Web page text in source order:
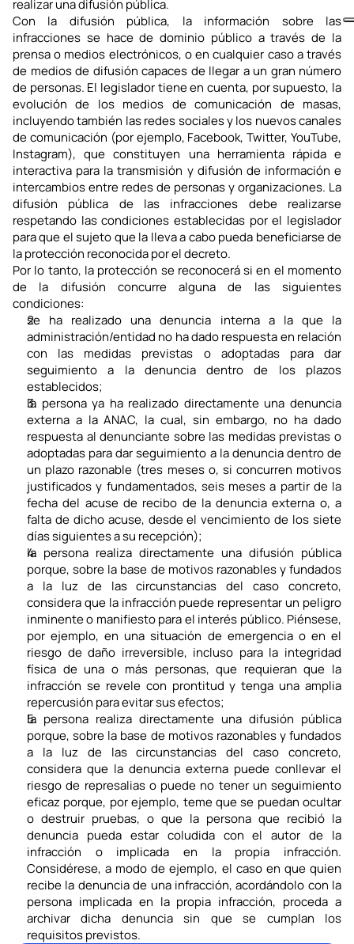
realizar una difusión pública.
Con la difusión pública, la información sobre las
infracciones se hace de dominio público a través de la
prensa o medios electrónicos, o en cualquier caso a través
de medios de difusión capaces de llegar a un gran número
de personas. El legislador tiene en cuenta, por supuesto, la
evolución de los medios de comunicación de masas,
incluyendo también las redes sociales y los nuevos canales
de comunicación (por ejemplo, Facebook, Twitter, YouTube,
Instagram), que constituyen una herramienta rápida e
interactiva para la transmisión y difusión de información e
intercambios entre redes de personas y organizaciones. La
difusión pública de las infracciones debe realizarse
respetando las condiciones establecidas por el legislador
para que el sujeto que la lleva a cabo pueda beneficiarse de
la protección reconocida por el decreto.
Por lo tanto, la protección se reconocerá si en el momento
de la difusión concurre alguna de las siguientes
condiciones:
se ha realizado una denuncia interna a la que la
administración/entidad no ha dado respuesta en relación
con las medidas previstas o adoptadas para dar
seguimiento a la denuncia dentro de los plazos
establecidos;
la persona ya ha realizado directamente una denuncia
externa a la ANAC, la cual, sin embargo, no ha dado
respuesta al denunciante sobre las medidas previstas o
adoptadas para dar seguimiento a la denuncia dentro de
un plazo razonable (tres meses o, si concurren motivos
justificados y fundamentados, seis meses a partir de la
fecha del acuse de recibo de la denuncia externa o, a
falta de dicho acuse, desde el vencimiento de los siete
días siguientes a su recepción);
la persona realiza directamente una difusión pública
porque, sobre la base de motivos razonables y fundados
a la luz de las circunstancias del caso concreto,
considera que la infracción puede representar un peligro
inminente o manifiesto para el interés público. Piénsese,
por ejemplo, en una situación de emergencia o en el
riesgo de daño irreversible, incluso para la integridad
física de una o más personas, que requieran que la
infracción se revele con prontitud y tenga una amplia
repercusión para evitar sus efectos;
la persona realiza directamente una difusión pública
porque, sobre la base de motivos razonables y fundados
a la luz de las circunstancias del caso concreto,
considera que la denuncia externa puede conllevar el
riesgo de represalias o puede no tener un seguimiento
eficaz porque, por ejemplo, teme que se puedan ocultar
o destruir pruebas, o que la persona que recibió la
denuncia pueda estar coludida con el autor de la
infracción o implicada en la propia infracción.
Considérese, a modo de ejemplo, el caso en que quien
recibe la denuncia de una infracción, acordándolo con la
persona implicada en la propia infracción, proceda a
archivar dicha denuncia sin que se cumplan los
requisitos previstos.